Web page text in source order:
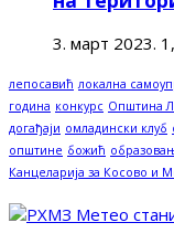
3. март 2023.
лепосавић локална
година конкурс Општина
догађаји омладински клуб
општине божић
Канцеларија за Косово и